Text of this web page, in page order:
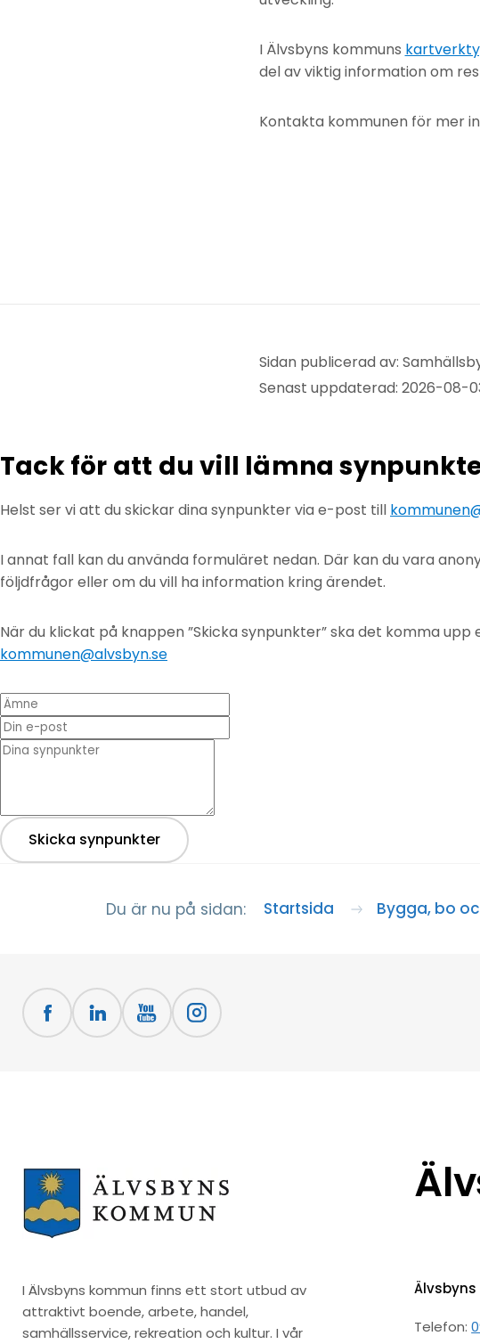
I Älvsbyns kommuns
del av viktig information om
Kontakta kommunen för mer
Sidan publicerad av:
Senast uppdaterad: 2026-08-
Tack för att du vill lämna
Helst ser vi att du skickar dina synpunkter via e-post till
I annat fall kan du använda formuläret nedan. Där kan du vara
följdfrågor eller om du vill ha information kring ärendet.
När du klickat på knappen ”Skicka synpunkter” ska det komma
kommunen@alvsbyn.se
Ämne
Din e-post
* Dina synpunkter
Skicka synpunkter
Du är nu på sidan: Startsida Bygga, bo
I Älvsbyns kommun finns ett stort utbud av
attraktivt boende, arbete, handel,
samhällsservice, rekreation och kultur. I vår
Telefon: